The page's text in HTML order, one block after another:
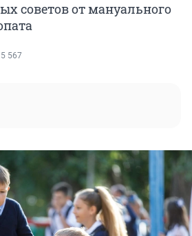
советов от мануального
5 567